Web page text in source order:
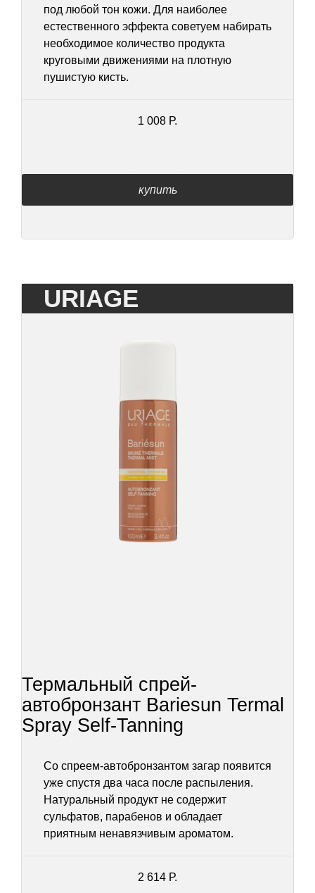
под любой тон кожи. Для наиболее
естественного эффекта советуем набирать
необходимое количество продукта
круговыми движениями на плотную
пушистую кисть.
1 008 Р.
купить
URIAGE
Термальный спрей-
автобронзант Bariesun Termal
Spray Self-Tanning
Со спреем-автобронзантом загар появится
уже спустя два часа после распыления.
Натуральный продукт не содержит
сульфатов, парабенов и обладает
приятным ненавязчивым ароматом.
2 614 Р.